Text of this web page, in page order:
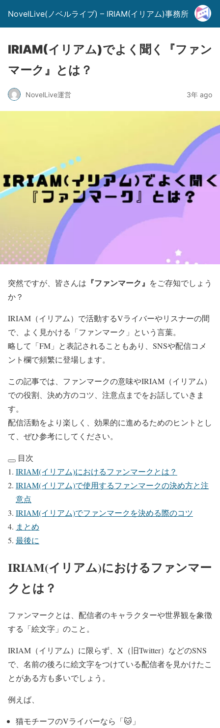
NovelLive(ノベルライブ) – IRIAM(イリアム)事務所
IRIAM(イリアム)でよく聞く『ファン
マーク』とは？
NovelLive運営 3年 ago
突然ですが、皆さんは 『ファンマーク』 をご存知でしょう
か？
IRIAM（イリアム）で活動するVライバーやリスナーの間
で、よく見かける「ファンマーク」という言葉。
略して「FM」と表記されることもあり、SNSや配信コメ
ント欄で頻繁に登場します。
この記事では、ファンマークの意味やIRIAM（イリアム）
での役割、決め方のコツ、注意点までをお話していきま
す。
配信活動をより楽しく、効果的に進めるためのヒントとし
て、ぜひ参考にしてください。
目次
IRIAM(イリアム)におけるファンマークとは？
IRIAM(イリアム)で使用するファンマークの決め方と注
意点
IRIAM(イリアム)でファンマークを決める際のコツ
まとめ
最後に
IRIAM(イリアム)におけるファンマー
クとは？
ファンマークとは、配信者のキャラクターや世界観を象徴
する「絵文字」のこと。
IRIAM （イリアム） に限らず、X（旧Twitter）などのSNS
で、名前の後ろに絵文字をつけている配信者を見かけたこ
とがある方も多いでしょう。
例えば、
猫モチーフのVライバーなら「🐱」